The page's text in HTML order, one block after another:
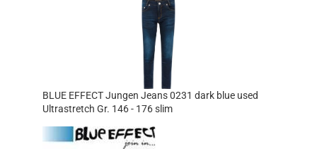
BLUE EFFECT Jungen Jeans 0231 dark blue used
Ultrastretch Gr. 146 - 176 slim